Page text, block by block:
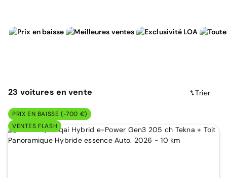
23 voitures en vente Trier
PRIX EN BAISSE (-700 €)
VENTES FLASH